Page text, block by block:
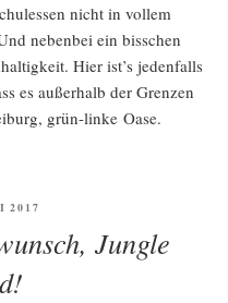
nicht in vol­lem
neben­bei ein biss­chen
Hier ist’s jeden­falls
es außer­halb der Gren­zen
grün-lin­ke Oase.
2017
Jungle